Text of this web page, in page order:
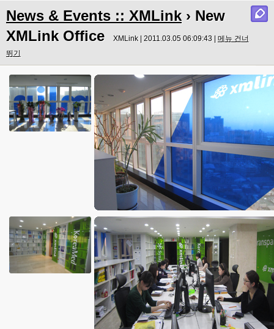
News & Events :: XMLink › New
XMLink Office
XMLink | 2011.03.05 06:09:43 | 메뉴 건너
뛰기